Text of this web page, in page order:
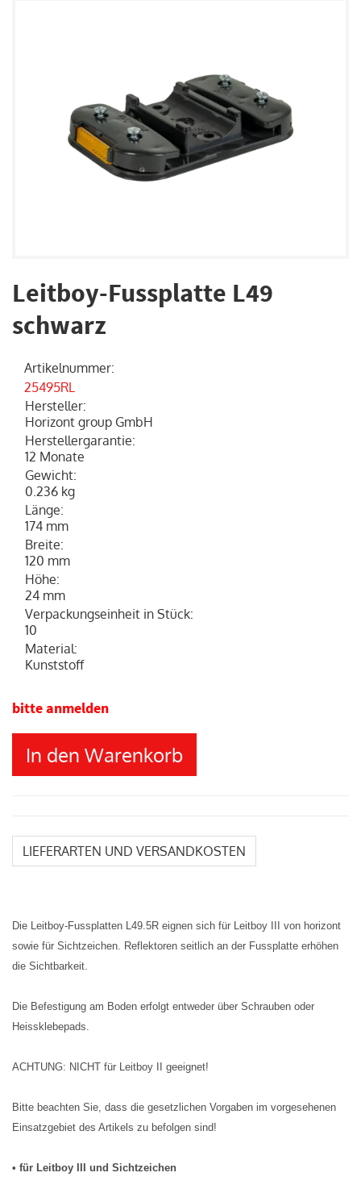
Leitboy-Fussplatte L49
schwarz
Artikelnummer:
25495RL
Hersteller:
Horizont group GmbH
Herstellergarantie:
12 Monate
Gewicht:
0.236 kg
Länge:
174 mm
Breite:
120 mm
Höhe:
24 mm
Verpackungseinheit in Stück:
10
Material:
Kunststoff
bitte anmelden
In den Warenkorb
LIEFERARTEN UND VERSANDKOSTEN
Die Leitboy-Fussplatten L49.5R eignen sich für Leitboy III von horizont
sowie für Sichtzeichen. Reflektoren seitlich an der Fussplatte erhöhen
die Sichtbarkeit.
Die Befestigung am Boden erfolgt entweder über Schrauben oder
Heissklebepads.
ACHTUNG: NICHT für Leitboy II geeignet!
Bitte beachten Sie, dass die gesetzlichen Vorgaben im vorgesehenen
Einsatzgebiet des Artikels zu befolgen sind!
• für Leitboy III und Sichtzeichen